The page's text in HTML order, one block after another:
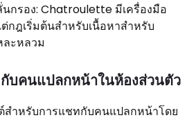
นกรอง: Chatroulette มีเครื่องมือ
กฎเริ่มต้นสำหรับเนื้อหาสำหรับ
ะหลวม
บคนแปลกหน้าในห้องส่วนตัว
สำหรับการแชทกับคนแปลกหน้าโดย